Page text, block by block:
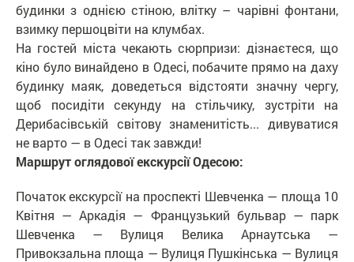
будинки з однією стіною, влітку – чарівні фонтани,
взимку першоцвіти на клумбах.
На гостей міста чекають сюрпризи: дізнаєтеся, що
кіно було винайдено в Одесі, побачите прямо на даху
будинку маяк, доведеться відстояти значну чергу,
щоб посидіти секунду на стільчику, зустріти на
Дерибасівській світову знаменитість... дивуватися
не варто — в Одесі так завжди!
Маршрут оглядової екскурсії Одесою:
Початок екскурсії на проспекті Шевченка — площа 10
Квітня — Аркадія — Французький бульвар — парк
Шевченка — Вулиця Велика Арнаутська —
Привокзальна площа — Вулиця Пушкінська — Вулиця